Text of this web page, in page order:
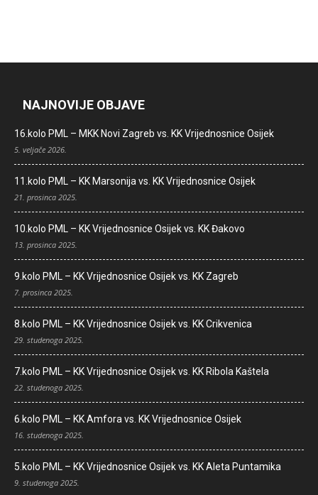
NAJNOVIJE OBJAVE
16.kolo PML – MKK Novi Zagreb vs. KK Vrijednosnice Osijek
5. veljače 2026.
11.kolo PML – KK Marsonija vs. KK Vrijednosnice Osijek
21. prosinca 2025.
10.kolo PML – KK Vrijednosnice Osijek vs. KK Đakovo
13. prosinca 2025.
9.kolo PML – KK Vrijednosnice Osijek vs. KK Zagreb
7. prosinca 2025.
8.kolo PML – KK Vrijednosnice Osijek vs. KK Crikvenica
29. studenoga 2025.
7.kolo PML – KK Vrijednosnice Osijek vs. KK Ribola Kaštela
22. studenoga 2025.
6.kolo PML – KK Amfora vs. KK Vrijednosnice Osijek
16. studenoga 2025.
5.kolo PML – KK Vrijednosnice Osijek vs. KK Aleta Puntamika
9. studenoga 2025.